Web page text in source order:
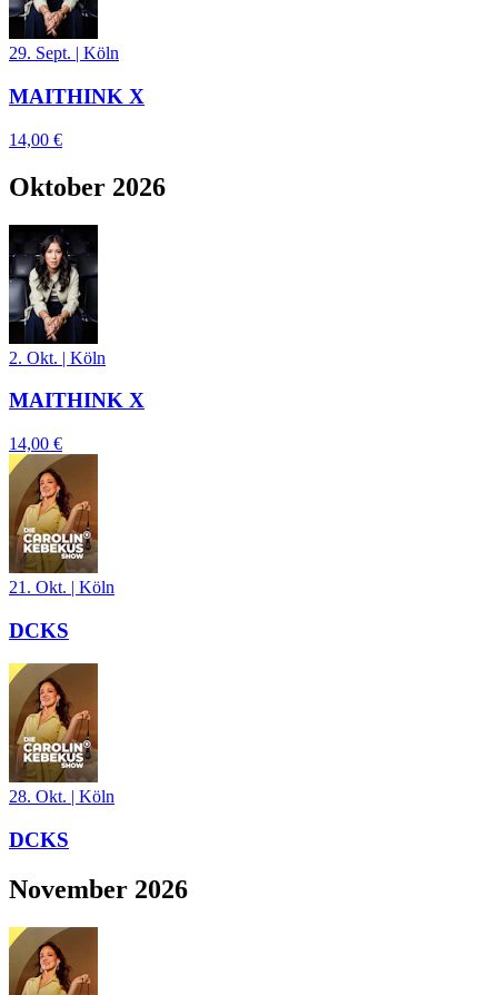
29. Sept. | Köln
MAITHINK X
14,00 €
Oktober 2026
2. Okt. | Köln
MAITHINK X
14,00 €
21. Okt. | Köln
DCKS
28. Okt. Köln
DCKS
November 2026